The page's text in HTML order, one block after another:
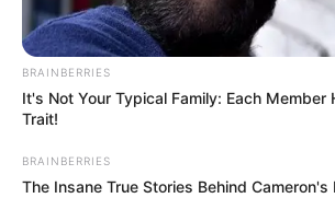
BRAINBERRIES
It's Not Your Typical Family: Each Member
Trait!
BRAINBERRIES
The Insane True Stories Behind Cameron's